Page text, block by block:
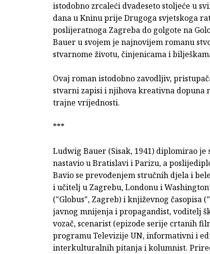
istodobno zrcaleći dvadeseto stoljeće u
dana u Kninu prije Drugoga svjetskoga
poslijeratnoga Zagreba do golgote na
Bauer u svojem je najnovijem romanu
stvarnome životu, činjenicama i
Ovaj roman istodobno zavodljiv,
stvarni zapisi i njihova kreativna dopuna
trajne vrijednosti.
***
Ludwig Bauer (Sisak, 1941) diplomirao
nastavio u Bratislavi i Parizu, a
Bavio se prevođenjem stručnih djela i
i učitelj u Zagrebu, Londonu i
("Globus", Zagreb) i književnog časopisa
javnog mnijenja i propagandist, voditelj
vozač, scenarist (epizode serije crtanih
programu Televizije UN, informativni i
interkulturalnih pitanja i kolumnist.